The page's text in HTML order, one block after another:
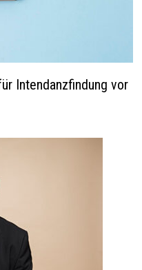
Intendanzfindung vor